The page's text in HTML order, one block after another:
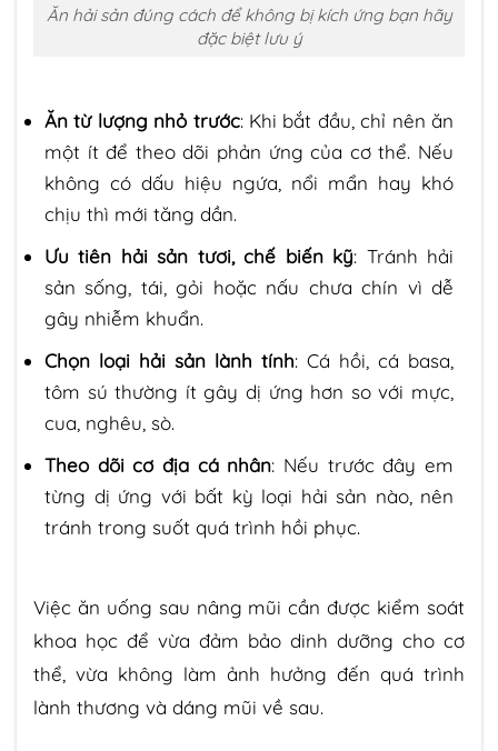
Ăn hải sản đúng cách để không bị kích ứng bạn hãy
đặc biệt lưu ý
Ăn từ lượng nhỏ trước: Khi bắt đầu, chỉ nên ăn
một ít để theo dõi phản ứng của cơ thể. Nếu
không có dấu hiệu ngứa, nổi mẩn hay khó
chịu thì mới tăng dần.
Ưu tiên hải sản tươi, chế biến kỹ: Tránh hải
sản sống, tái, gỏi hoặc nấu chưa chín vì dễ
gây nhiễm khuẩn.
Chọn loại hải sản lành tính: Cá hồi, cá basa,
tôm sú thường ít gây dị ứng hơn so với mực,
cua, nghêu, sò.
Theo dõi cơ địa cá nhân: Nếu trước đây em
từng dị ứng với bất kỳ loại hải sản nào, nên
tránh trong suốt quá trình hồi phục.
Việc ăn uống sau nâng mũi cần được kiểm soát
khoa học để vừa đảm bảo dinh dưỡng cho cơ
thể, vừa không làm ảnh hưởng đến quá trình
lành thương và dáng mũi về sau.